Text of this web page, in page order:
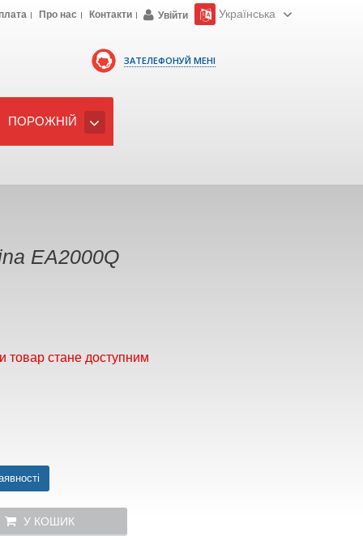
ЗАТЕЛЕФОНУЙ МЕНІ
Про нас Контакти Увійти Українська
ПОРОЖНІЙ
EA2000Q
товар стане доступним
У КОШИК